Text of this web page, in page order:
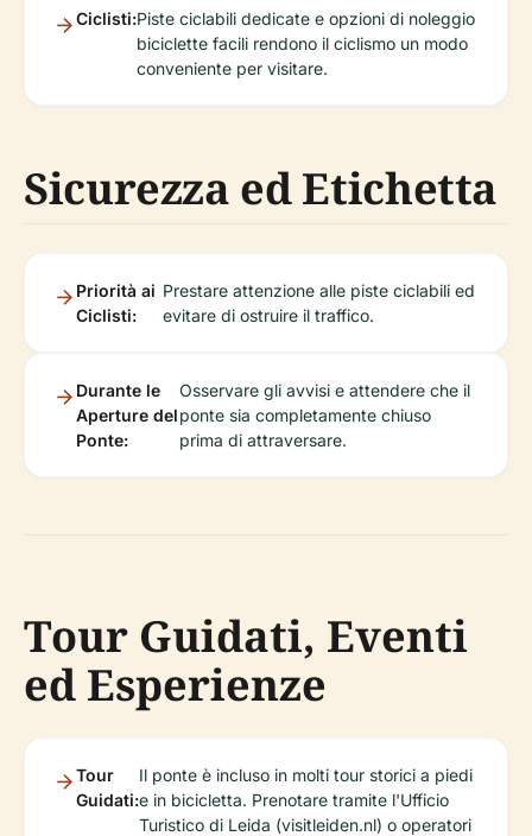
Ciclisti:Piste ciclabili dedicate e opzioni di noleggio
biciclette facili rendono il ciclismo un modo
conveniente per visitare.
Sicurezza ed Etichetta
Priorità ai
Ciclisti:
Prestare attenzione alle piste ciclabili ed
evitare di ostruire il traffico.
Durante le
Aperture del
Ponte:
Osservare gli avvisi e attendere che il
ponte sia completamente chiuso
prima di attraversare.
Tour Guidati, Eventi
ed Esperienze
Tour
Guidati:
Il ponte è incluso in molti tour storici a piedi
e in bicicletta. Prenotare tramite l'Ufficio
Turistico di Leida (visitleiden.nl) o operatori